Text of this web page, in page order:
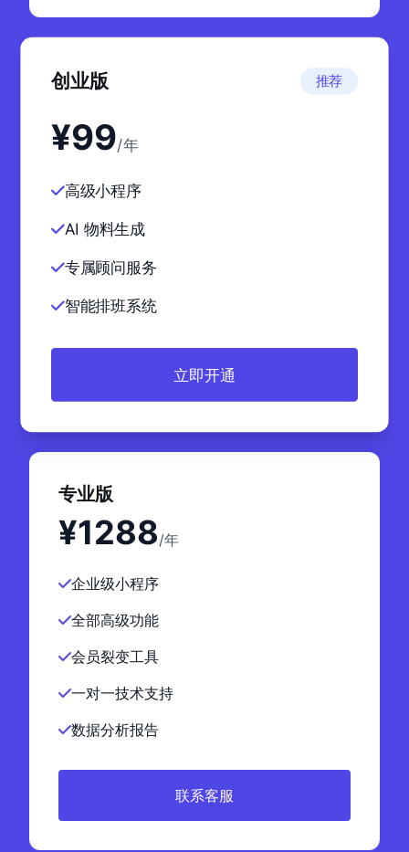
创业版 推荐
¥99/年
高级小程序
AI 物料生成
专属顾问服务
智能排班系统
立即开通
专业版
¥1288/年
企业级小程序
全部高级功能
会员裂变工具
一对一技术支持
数据分析报告
联系客服